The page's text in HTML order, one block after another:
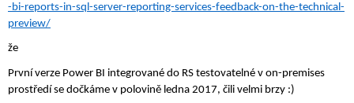
-bi-reports-in-sql-server-reporting-services-feedback-on-the-technical-
preview/
že
První verze Power BI integrované do RS testovatelné v on-premises
prostředí se dočkáme v polovině ledna 2017, čili velmi brzy :)